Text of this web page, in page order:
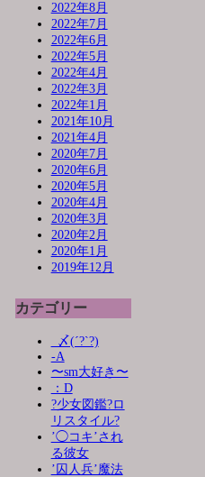
2022年8月
2022年7月
2022年6月
2022年5月
2022年4月
2022年3月
2022年1月
2021年10月
2021年4月
2020年7月
2020年6月
2020年5月
2020年4月
2020年3月
2020年2月
2020年1月
2019年12月
カテゴリー
_〆(´?`?)
-A
〜sm大好き〜
：D
?少女図鑑?ロ
リスタイル?
’◯コキ’され
る彼女
’囚人兵’魔法